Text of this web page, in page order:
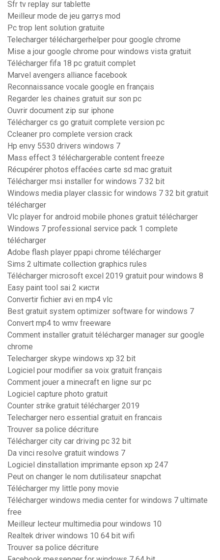
Sfr tv replay sur tablette
Meilleur mode de jeu garrys mod
Pc trop lent solution gratuite
Telecharger téléchargerhelper pour google chrome
Mise a jour google chrome pour windows vista gratuit
Télécharger fifa 18 pc gratuit complet
Marvel avengers alliance facebook
Reconnaissance vocale google en français
Regarder les chaines gratuit sur son pc
Ouvrir document zip sur iphone
Télécharger cs go gratuit complete version pc
Ccleaner pro complete version crack
Hp envy 5530 drivers windows 7
Mass effect 3 téléchargerable content freeze
Récupérer photos effacées carte sd mac gratuit
Télécharger msi installer for windows 7 32 bit
Windows media player classic for windows 7 32 bit gratuit
télécharger
Vlc player for android mobile phones gratuit télécharger
Windows 7 professional service pack 1 complete
télécharger
Adobe flash player ppapi chrome télécharger
Sims 2 ultimate collection graphics rules
Télécharger microsoft excel 2019 gratuit pour windows 8
Easy paint tool sai 2 кисти
Convertir fichier avi en mp4 vlc
Best gratuit system optimizer software for windows 7
Convert mp4 to wmv freeware
Comment installer gratuit télécharger manager sur google
chrome
Telecharger skype windows xp 32 bit
Logiciel pour modifier sa voix gratuit français
Comment jouer a minecraft en ligne sur pc
Logiciel capture photo gratuit
Counter strike gratuit télécharger 2019
Telecharger nero essential gratuit en francais
Trouver sa police décriture
Télécharger city car driving pc 32 bit
Da vinci resolve gratuit windows 7
Logiciel dinstallation imprimante epson xp 247
Peut on changer le nom dutilisateur snapchat
Télécharger my little pony movie
Télécharger windows media center for windows 7 ultimate
free
Meilleur lecteur multimedia pour windows 10
Realtek driver windows 10 64 bit wifi
Trouver sa police décriture